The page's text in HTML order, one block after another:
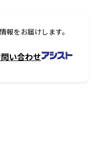
をお届けします。
い合わせ